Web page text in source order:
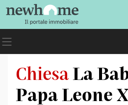
ChiesaLa
Papa Leone